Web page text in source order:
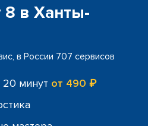
8 в Ханты-
в России 707 сервисов
20 минут от 490 ₽